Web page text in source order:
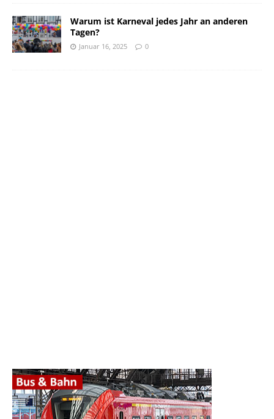
Warum ist Karneval jedes Jahr an anderen
Tagen?
Januar 16, 2025 0